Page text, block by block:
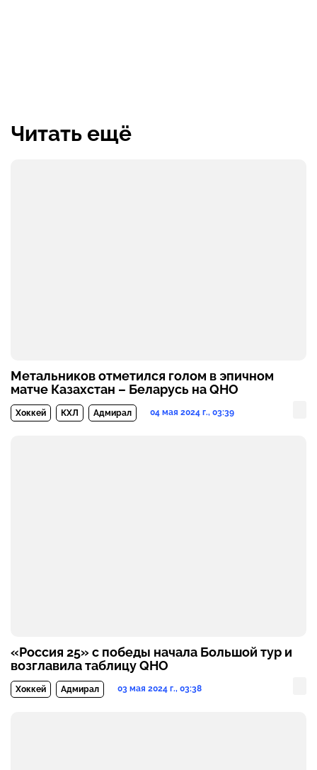
Читать ещё
Метальников отметился голом в эпичном
матче Казахстан – Беларусь на QHO
Хоккей КХЛ Адмирал 04 мая 2024 г., 03:39
«Россия 25» с победы начала Большой тур и
возглавила таблицу QHO
Хоккей Адмирал 03 мая 2024 г., 03:38